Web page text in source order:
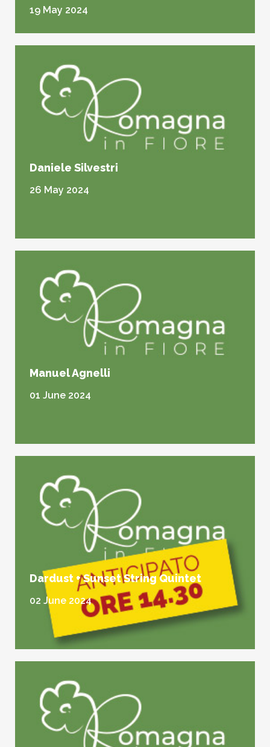
19 May 2024
Daniele Silvestri
26 May 2024
Manuel Agnelli
01 June 2024
Dardust + Sunset String Quintet
02 June 2024